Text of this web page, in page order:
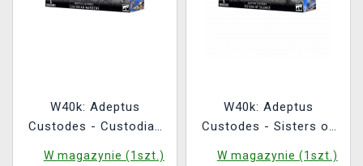
W40k: Adeptus
Custodes - Custodian
W magazynie (1szt.)
W40k: Adeptus
Custodes - Sisters of
W magazynie (1szt.)